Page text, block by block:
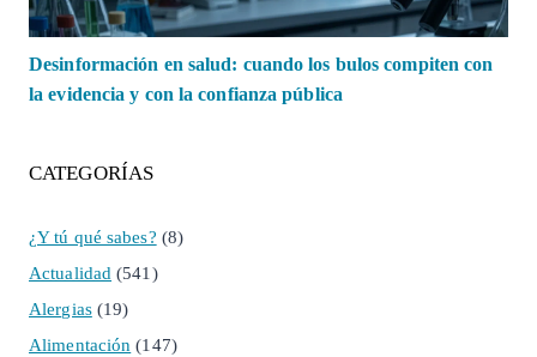
Desinformación en salud: cuando los bulos compiten con
la evidencia y con la confianza pública
CATEGORÍAS
¿Y tú qué sabes? (8)
Actualidad (541)
Alergias(19)
Alimentación (147)